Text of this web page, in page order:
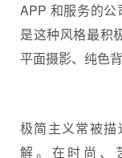
APP 和服务的公
是这种风格最积
平面摄影、纯色
极简主义常被
解。在时尚、